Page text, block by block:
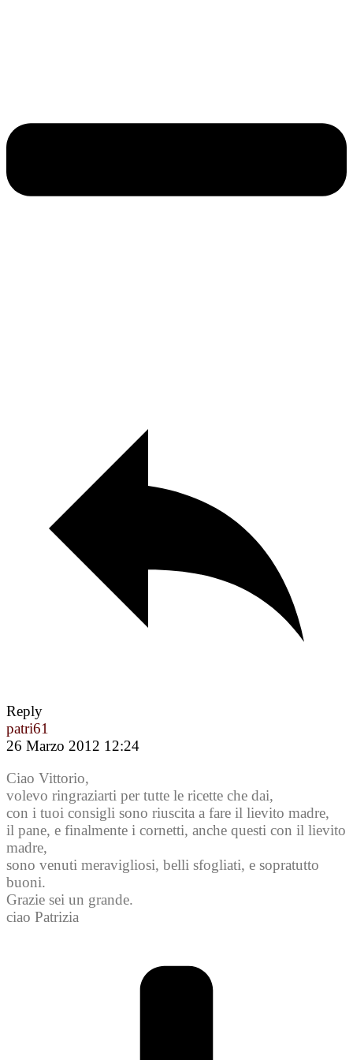
Reply
patri61
26 Marzo 2012 12:24
Ciao Vittorio,
volevo ringraziarti per tutte le ricette che dai,
con i tuoi consigli sono riuscita a fare il lievito madre,
il pane, e finalmente i cornetti, anche questi con il lievito
madre,
sono venuti meravigliosi, belli sfogliati, e sopratutto
buoni.
Grazie sei un grande.
ciao Patrizia